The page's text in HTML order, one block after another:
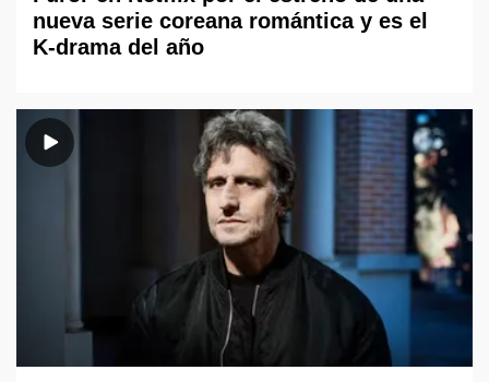
nueva serie coreana romántica y es el
K-drama del año